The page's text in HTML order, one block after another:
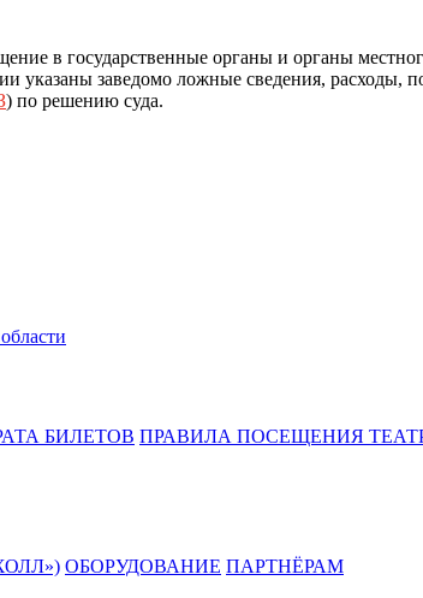
в государственные органы и органы
указаны заведомо ложные сведения, расходы,
) по решению суда.
БИЛЕТОВ ПРАВИЛА ПОСЕЩЕНИЯ
ОБОРУДОВАНИЕ ПАРТНЁРАМ